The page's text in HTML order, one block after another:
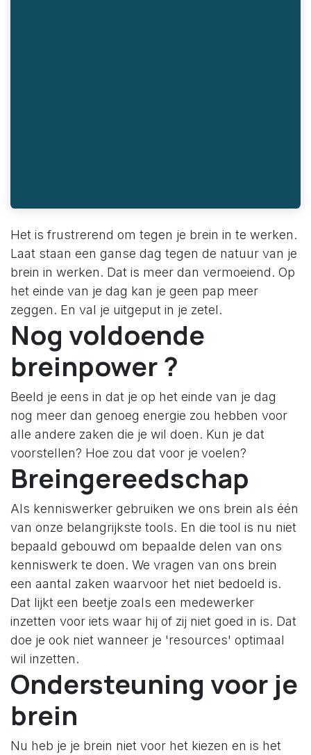
Het is frustrerend om tegen je brein in te werken.
Laat staan een ganse dag tegen de natuur van je
brein in werken. Dat is meer dan vermoeiend. Op
het einde van je dag kan je geen pap meer
zeggen. En val je uitgeput in je zetel.
Nog voldoende
breinpower ?
Beeld je eens in dat je op het einde van je dag
nog meer dan genoeg energie zou hebben voor
alle andere zaken die je wil doen. Kun je dat
voorstellen? Hoe zou dat voor je voelen?
Breingereedschap
Als kenniswerker gebruiken we ons brein als één
van onze belangrijkste tools. En die tool is nu niet
bepaald gebouwd om bepaalde delen van ons
kenniswerk te doen. We vragen van ons brein
een aantal zaken waarvoor het niet bedoeld is.
Dat lijkt een beetje zoals een medewerker
inzetten voor iets waar hij of zij niet goed in is. Dat
doe je ook niet wanneer je 'resources' optimaal
wil inzetten.
Ondersteuning voor je
brein
Nu heb je je brein niet voor het kiezen en is het